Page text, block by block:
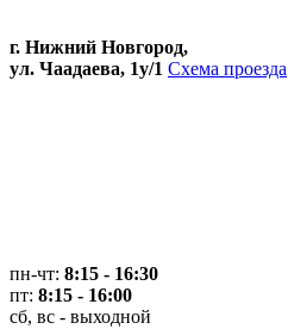
г. Нижний Новгород,
ул. Чаадаева, 1у/1 Схема проезда
пн-чт: 8:15 - 16:30
пт: 8:15 - 16:00
сб, вс - выходной